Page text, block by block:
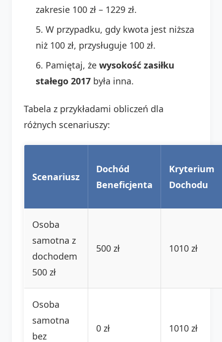
zakresie 100 zł – 1229 zł.
W przypadku, gdy kwota jest niższa
niż 100 zł, przysługuje 100 zł.
Pamiętaj, że wysokość zasiłku
stałego 2017 była inna.
Tabela z przykładami obliczeń dla
różnych scenariuszy:
Scenariusz
Dochód
Beneficjenta
Kryterium
Dochodu
Osoba
samotna z
dochodem
500 zł
500 zł 1010 zł
Osoba
samotna
bez
0 zł 1010 zł